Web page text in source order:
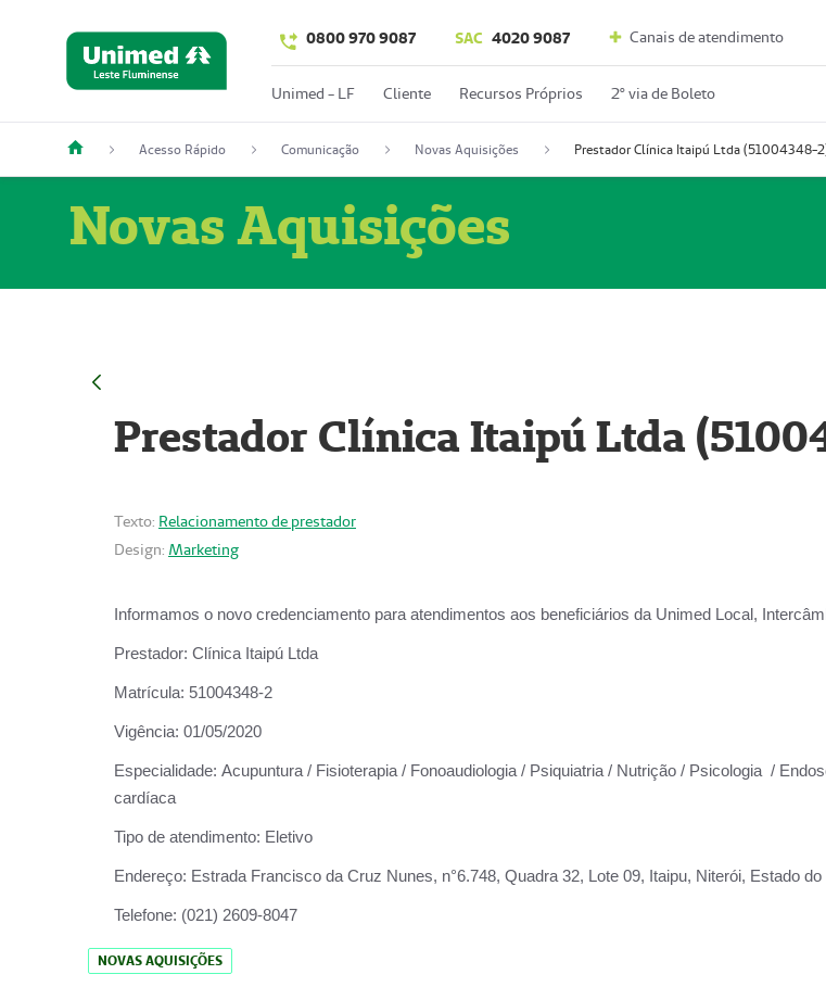
0800 970 9087 SAC 4020 9087 Canais de atendimento
Unimed - LF Cliente Recursos Próprios 2º via de Boleto
Acesso Rápido Comunicação Novas Aquisições Prestador Clínica Itaipú Ltda (51004348-
Novas Aquisições
Prestador Clínica Itaipú Ltda
Texto: Relacionamento de prestador
Design: Marketing
Informamos o novo credenciamento para atendimentos aos beneficiários da Unimed Local,
Prestador: Clínica Itaipú Ltda
Matrícula: 51004348-2
Vigência: 01/05/2020
Especialidade: Acupuntura / Fisioterapia / Fonoaudiologia / Psiquiatria / Nutrição / Psicologia /
cardíaca
Tipo de atendimento: Eletivo
Endereço: Estrada Francisco da Cruz Nunes, n°6.748, Quadra 32, Lote 09, Itaipu, Niterói, Estado
Telefone: (021) 2609-8047
NOVAS AQUISIÇÕES